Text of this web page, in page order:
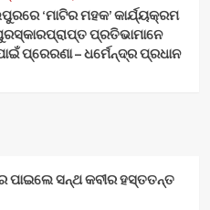
‘ମାଟିର ମହକ’ କାର୍ଯ୍ୟକ୍ରମ
ପ୍ରତିଭାମାନେ
ପ୍ରେରଣା – ଧର୍ମେନ୍ଦ୍ର ପ୍ରଧାନ
ପାଇଲେ ସନ୍ଥ କବୀର ହସ୍ତତନ୍ତ